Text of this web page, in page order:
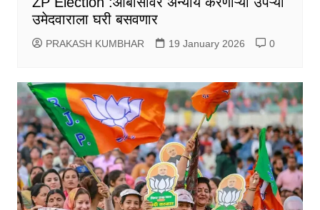
उमेदवाराला घरी बसवणार
PRAKASH KUMBHAR 19 January 2026 0